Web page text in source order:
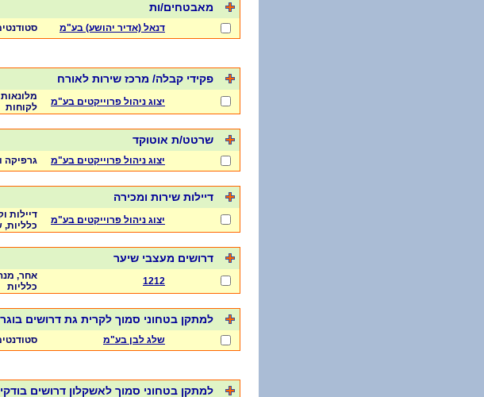
מאבטחים/ות
דנאל (אדיר יהושע) בע"מ
פקידי קבלה/ מרכז שירות לאורח
יצוג ניהול פרוייקטים בע"מ
לקוחות
שרטט/ת אוטוקד
יצוג ניהול פרוייקטים בע"מ גרפיקה
דיילות שירות ומכירה
יצוג ניהול פרוייקטים בע"מ
דיילות
כלליות,
דרושים מעצבי שיער
1212
אחר,
כלליות
למתקן בטחוני סמוך לקרית גת דרושים
שלג לבן בע"מ
למתקן בטחוני סמוך לאשקלון דרושים